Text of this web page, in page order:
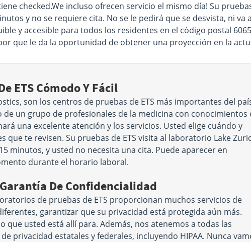
checked.We incluso ofrecen servicio el mismo día! Su
y no se requiere cita. No se le pedirá que se desvista, ni
y accesible para todos los residentes en el código postal
que le da la oportunidad de obtener una proyección en la
ETS Cómodo Y Fácil
son los centros de pruebas de ETS más importantes del
de un grupo de profesionales de la medicina con conocimientos
una excelente atención y los servicios. Usted elige cuándo y
que te revisen. Su pruebas de ETS visita al laboratorio Lake
minutos, y usted no necesita una cita. Puede aparecer en
durante el horario laboral.
De Confidencialidad
de pruebas de ETS proporcionan muchos servicios de
garantizar que su privacidad está protegida aún más.
que usted está allí para. Además, nos atenemos a todas las
privacidad estatales y federales, incluyendo HIPAA. Nunca